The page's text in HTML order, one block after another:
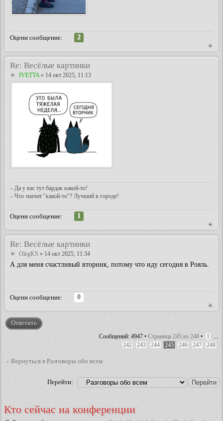
Оцени сообщение:
2
Re: Весёлые картинки
IVETTA » 14 окт 2025, 11:13
– Да у вас тут бардак какой-то!
– Что значит "какой-то"? Лучший в городе!
Оцени сообщение:
1
Re: Весёлые картинки
OlegKS » 14 окт 2025, 11:34
А для меня счастливый вторник, потому что иду сегодня в Рояль.
Оцени сообщение:
0
Ответить
Сообщений: 4947 • Страница 245 из 248 • 1
...
242
243 244 245 246 247 248
Вернуться в Разговоры обо всем
Перейти:
Кто сейчас на конференции